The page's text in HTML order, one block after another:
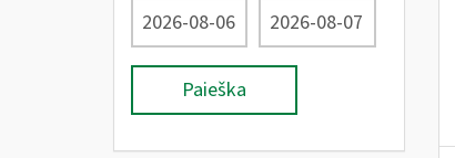
Paieška